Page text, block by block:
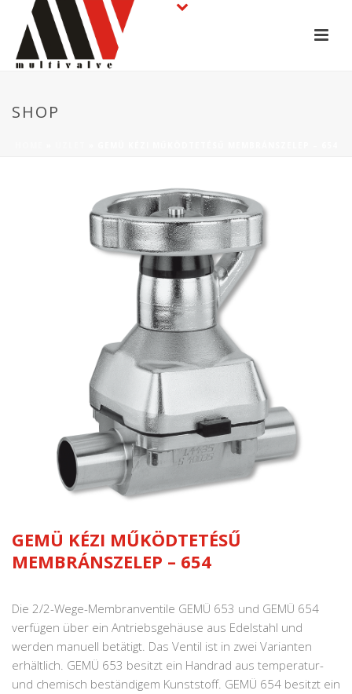
SHOP
GEMÜ KÉZI MŰKÖDTETÉSŰ
MEMBRÁNSZELEP – 654
Die 2/2-Wege-Membranventile GEMÜ 653 und GEMÜ 654
verfügen über ein Antriebsgehäuse aus Edelstahl und
werden manuell betätigt. Das Ventil ist in zwei Varianten
erhältlich. GEMÜ 653 besitzt ein Handrad aus temperatur-
und chemisch beständigem Kunststoff. GEMÜ 654 besitzt ein